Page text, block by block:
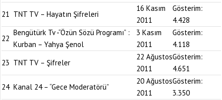
21 TNT TV – Hayatın Şifreleri
16 Kasım
2011
Gösterim:
4.428
22
Bengütürk Tv -“Özün Sözü Programı” :
Kurban – Yahya Şenol
3 Kasım
2011
Gösterim:
4.118
23 TNT TV – Şifreler
22 Ağustos
2011
Gösterim:
4.651
24 Kanal 24 – “Gece Moderatörü”
20 Ağustos
2011
Gösterim:
3.350